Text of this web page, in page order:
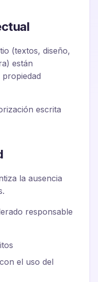
(textos, diseño,
están
escrita
la ausencia
responsable
el uso del